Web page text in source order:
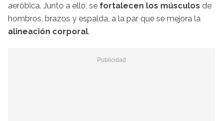
aeróbica. Junto a ello, se fortalecen los músculos de
hombros, brazos y espalda, a la par que se mejora la
alineación corporal.